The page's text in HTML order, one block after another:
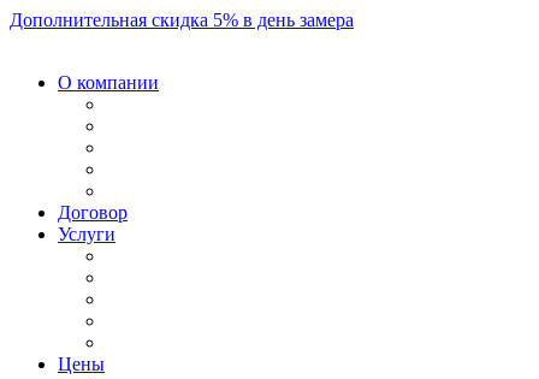
Дополнительная скидка 5% в день замера
О компании
Договор
Услуги
Цены